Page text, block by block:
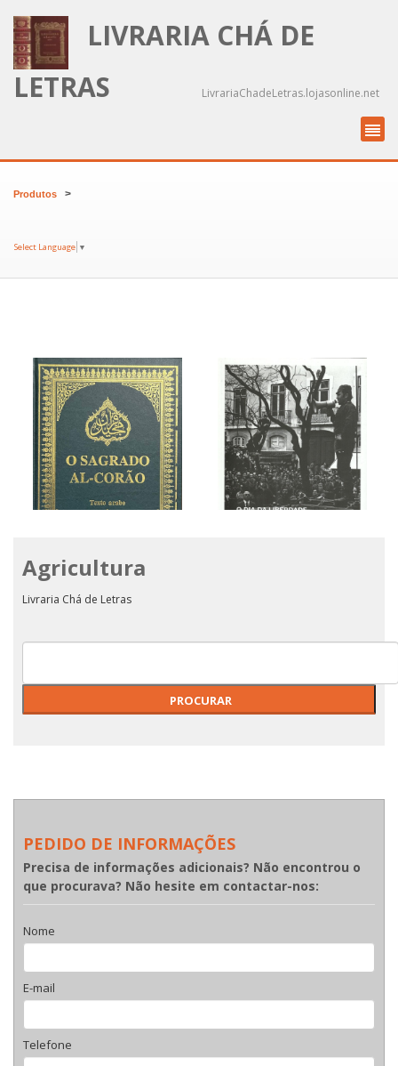
LIVRARIA CHÁ DE
LETRAS
LivrariaChadeLetras.lojasonline.net
Produtos >
Select Language ▼
O SAGRADO AL-CORÃO
Agricultura
Livraria Chá de Letras
PEDIDO DE INFORMAÇÕES
Precisa de informações adicionais? Não encontrou o
que procurava? Não hesite em contactar-nos:
Nome
E-mail
Telefone